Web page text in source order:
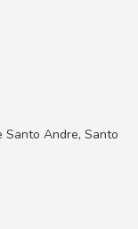
Santo Andre, Santo